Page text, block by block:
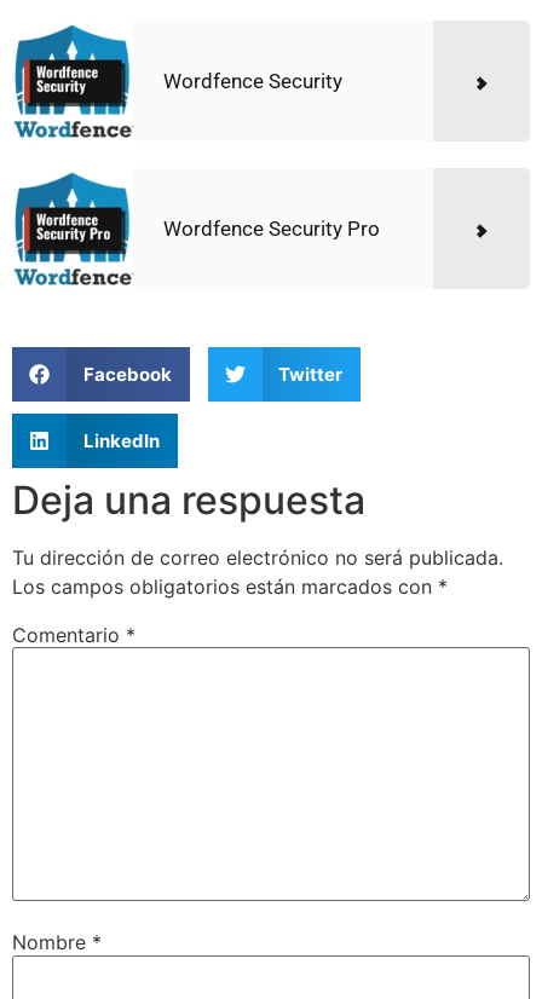
Wordfence Security
Wordfence Security Pro
Facebook Twitter
LinkedIn
Deja una respuesta
Tu dirección de correo electrónico no será publicada.
Los campos obligatorios están marcados con *
Comentario *
Nombre *